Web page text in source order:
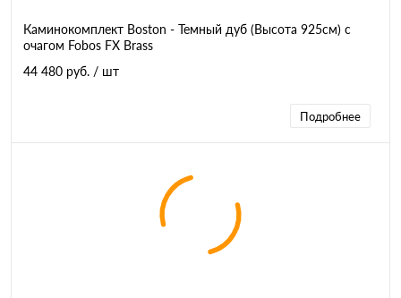
Каминокомплект Boston - Темный дуб (Высота 925см) с
очагом Fobos FX Brass
44 480 руб. / шт
Подробнее